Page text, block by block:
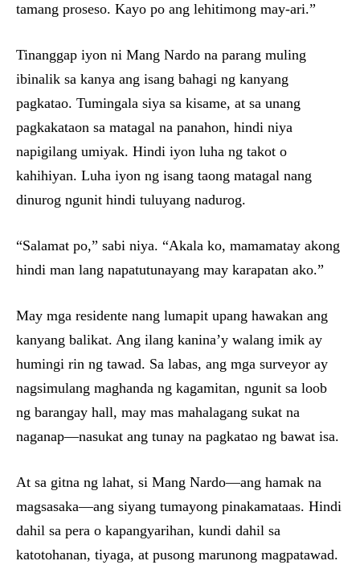
tamang proseso. Kayo po ang lehitimong may-ari.”
Tinanggap iyon ni Mang Nardo na parang muling
ibinalik sa kanya ang isang bahagi ng kanyang
pagkatao. Tumingala siya sa kisame, at sa unang
pagkakataon sa matagal na panahon, hindi niya
napigilang umiyak. Hindi iyon luha ng takot o
kahihiyan. Luha iyon ng isang taong matagal nang
dinurog ngunit hindi tuluyang nadurog.
“Salamat po,” sabi niya. “Akala ko, mamamatay akong
hindi man lang napatutunayang may karapatan ako.”
May mga residente nang lumapit upang hawakan ang
kanyang balikat. Ang ilang kanina’y walang imik ay
humingi rin ng tawad. Sa labas, ang mga surveyor ay
nagsimulang maghanda ng kagamitan, ngunit sa loob
ng barangay hall, may mas mahalagang sukat na
naganap—nasukat ang tunay na pagkatao ng bawat isa.
At sa gitna ng lahat, si Mang Nardo—ang hamak na
magsasaka—ang siyang tumayong pinakamataas. Hindi
dahil sa pera o kapangyarihan, kundi dahil sa
katotohanan, tiyaga, at pusong marunong magpatawad.